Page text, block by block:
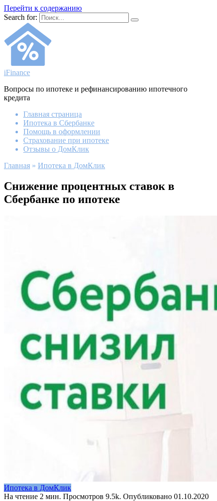
Перейти к содержанию
Search for:
iFinance
Вопросы по ипотеке и рефинансированию ипотечного
кредита
Главная страница
Ипотека в Сбербанке
Помощь в оформлении
Страхование при ипотеке
Отзывы о ДомКлик
Главная » Ипотека в ДомКлик
Снижение процентных ставок в
Сбербанке по ипотеке
Ипотека в ДомКлик
На чтение 2 мин. Просмотров 9.5k. Опубликовано 01.10.2020